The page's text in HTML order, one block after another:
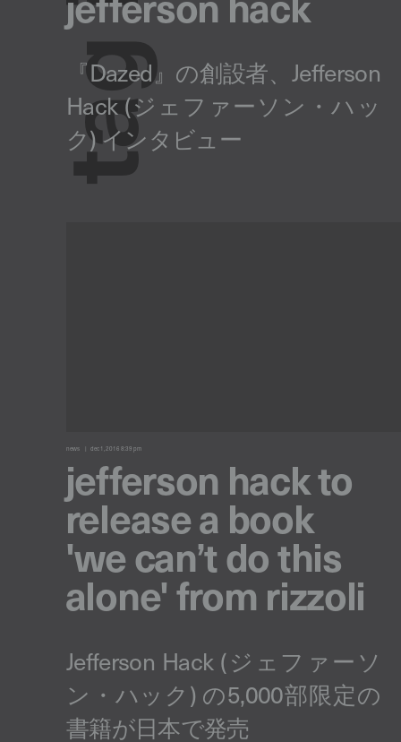
t
a
g
news dec 1, 2016 8:39 pm
jefferson hack to
release a book
'we can’t do this
alone' from rizzoli